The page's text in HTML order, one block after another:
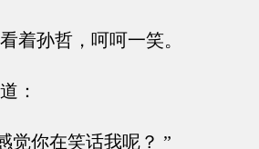
着孙哲，呵呵一笑。
：
觉你在笑话我呢？ ”